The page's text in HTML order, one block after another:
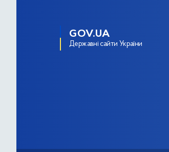
GOV.UA
Державні сайти України